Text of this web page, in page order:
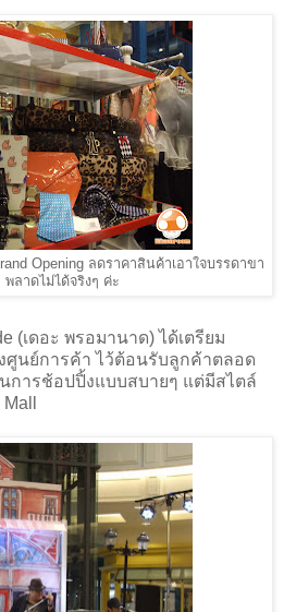
Opening ลดราคาสินค้าเอาใจบรรดาขา
ลาดไม่ได้จริงๆ ค่ะ
(เดอะ พรอมานาด) ได้เตรียม
ศูนย์การค้า ไว้ต้อนรับลูกค้าตลอด
การช้อปปิ้งแบบสบายๆ แต่มีสไตล์